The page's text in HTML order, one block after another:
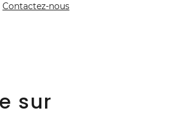
Contactez-nous
sur